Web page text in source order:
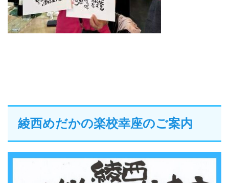
綾西めだかの楽校幸座のご案内